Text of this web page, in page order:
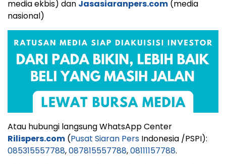
media ekbis) dan Jasasiaranpers.com (media
nasional)
Atau hubungi langsung WhatsApp Center
Rilispers.com (Pusat Siaran Pers Indonesia /PSPI):
085315557788,087815557788,08111157788.